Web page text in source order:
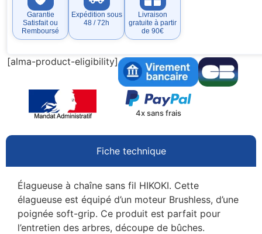
Garantie
Satisfait ou
Remboursé
Expédition sous
48 / 72h
Livraison
gratuite à partir
de 90€
[alma-product-eligibility]
4x sans frais
Fiche technique
Élagueuse à chaîne sans fil HIKOKI. Cette
élagueuse est équipé d’un moteur Brushless, d’une
poignée soft-grip. Ce produit est parfait pour
l’entretien des arbres, découpe de bûches.